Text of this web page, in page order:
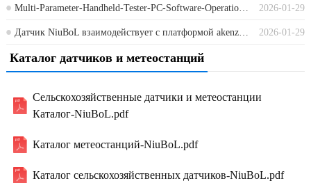
2026-01-29
Multi-Parameter-Handheld-Tester-PC-Software-Operation-Instructions
2026-01-29
Датчик NiuBoL взаимодействует с платформой akenza.io через протокол MQTT.
Каталог датчиков и метеостанций
Сельскохозяйственные датчики и метеостанции
Каталог-NiuBoL.pdf
Каталог метеостанций-NiuBoL.pdf
Каталог сельскохозяйственных датчиков-NiuBoL.pdf